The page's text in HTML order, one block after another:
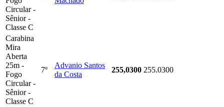
Circular -
Sênior -
Classe C
Carabina
Mira
Aberta
25m -
Fogo
Circular -
Sênior -
Classe C
7º
Advanio Santos
da Costa
255,0300 255.0300